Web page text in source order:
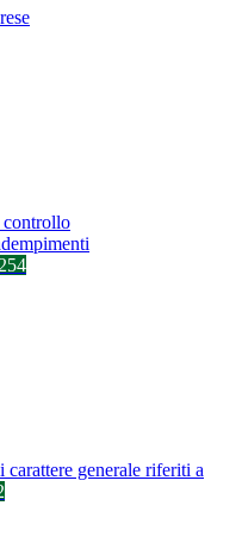
254
generale riferiti a